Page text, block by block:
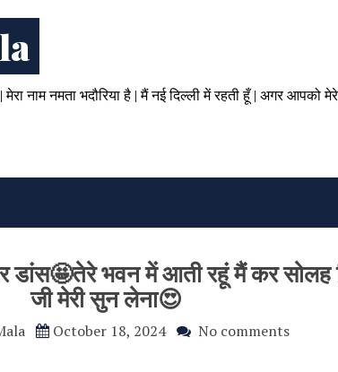
| मेरा नाम नमता भदौरिया है | मैं नई दिल्ली में रहती हूँ | अगर
डांस🤩तेरे भवन में आती रहूं मैं कर सोलह
जी मेरी सुन लेना😍
October 18, 2024 No comments